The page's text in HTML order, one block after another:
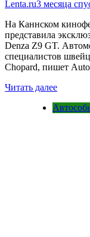
Lenta.ru3 месяца
На Каннском
представила
Denza Z9 GT.
специалистов
Chopard, пишет
Читать далее